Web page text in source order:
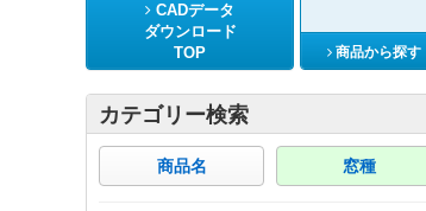
CADデータ
ダウンロード
TOP
商品から探す
カテゴリー検索
商品名 窓種